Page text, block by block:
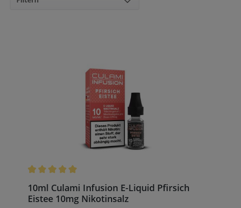
10ml Culami Infusion E-Liquid Pfirsich
Eistee 10mg Nikotinsalz